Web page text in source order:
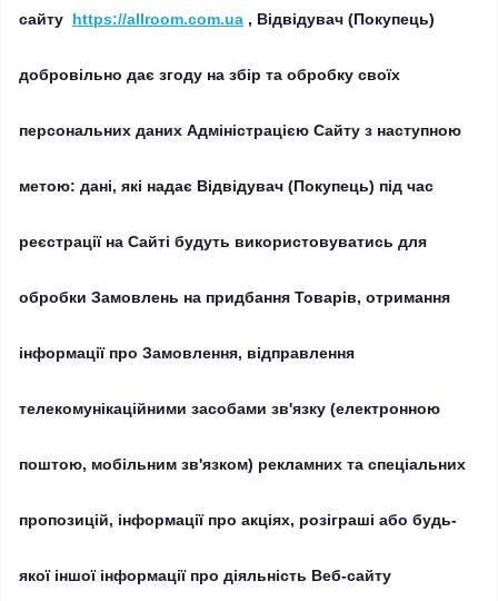
сайту https://allroom.com.ua , Відвідувач (Покупець)
добровільно дає згоду на збір та обробку своїх
персональних даних Адміністрацією Сайту з наступною
метою: дані, які надає Відвідувач (Покупець) під час
реєстрації на Сайті будуть використовуватись для
обробки Замовлень на придбання Товарів, отримання
інформації про Замовлення, відправлення
телекомунікаційними засобами зв'язку (електронною
поштою, мобільним зв'язком) рекламних та спеціальних
пропозицій, інформації про акціях, розіграші або будь-
якої іншої інформації про діяльність Веб-сайту